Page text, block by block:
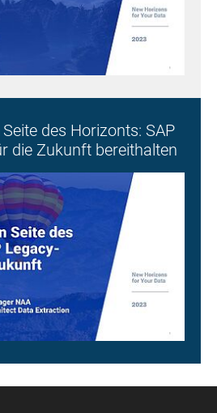
des Horizonts: SAP
die Zukunft bereithalten